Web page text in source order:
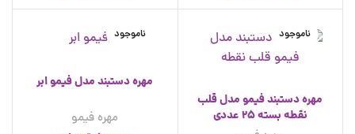
ناموجود
مهره دستبند فیمو مدل قلب
نقطه بسته 25 عددی
ناموجود
مهره دستبند مدل فیمو ابر
مهره فیمو